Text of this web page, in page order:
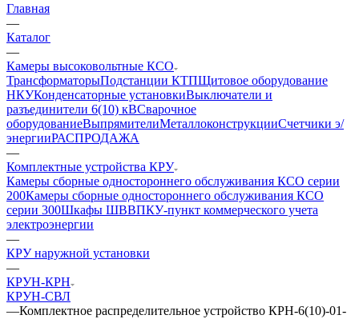
Главная
—
Каталог
—
Камеры высоковольтные КСО
ТрансформаторыПодстанции КТПЩитовое оборудование
НКУКонденсаторные установкиВыключатели и
разъединители 6(10) кВСварочное
оборудованиеВыпрямителиМеталлоконструкцииСчетчики э/
энергииРАСПРОДАЖА
—
Комплектные устройства КРУ
Камеры сборные одностороннего обслуживания КСО серии
200Камеры сборные одностороннего обслуживания КСО
серии 300Шкафы ШВВПКУ-пункт коммерческого учета
электроэнергии
—
КРУ наружной установки
—
КРУН-КРН
КРУН-СВЛ
—Комплектное распределительное устройство КРН-6(10)-01-